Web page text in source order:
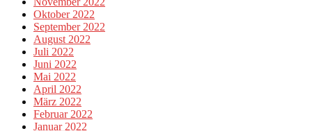
Oktober 2022
September 2022
August 2022
Juli 2022
Juni 2022
Mai 2022
April 2022
März 2022
Februar 2022
Januar 2022